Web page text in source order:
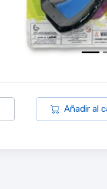
Añadir al